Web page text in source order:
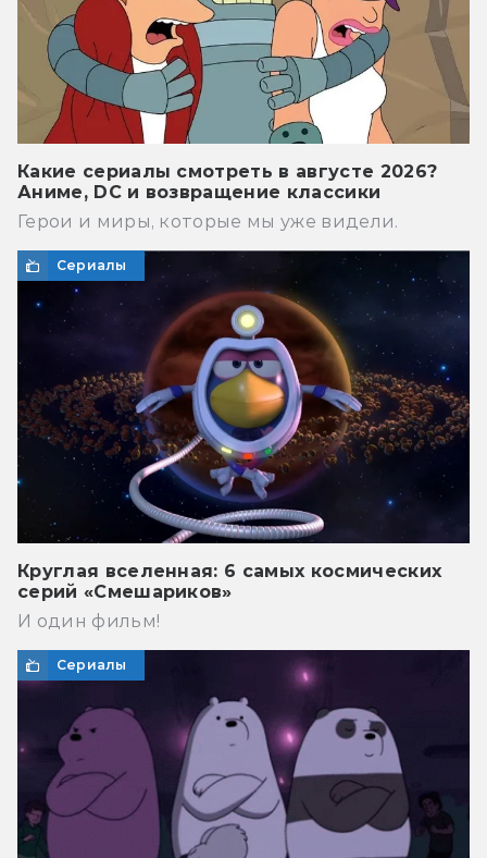
Какие сериалы смотреть в августе 2026?
Аниме, DC и возвращение классики
Герои и миры, которые мы уже видели.
Сериалы
Круглая вселенная: 6 самых космических
серий «Смешариков»
И один фильм!
Сериалы